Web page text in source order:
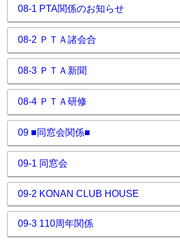
08-1 PTA関係のお知らせ
08-2 ＰＴＡ諸会合
08-3 ＰＴＡ新聞
08-4 ＰＴＡ研修
09 ■同窓会関係■
09-1 同窓会
09-2 KONAN CLUB HOUSE
09-3 110周年関係